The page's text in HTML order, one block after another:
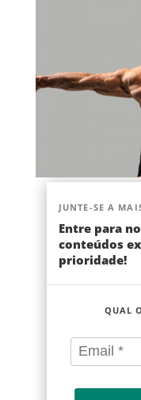
JUNTE-SE A
Entre para
conteúdos
prioridade!
QUAL